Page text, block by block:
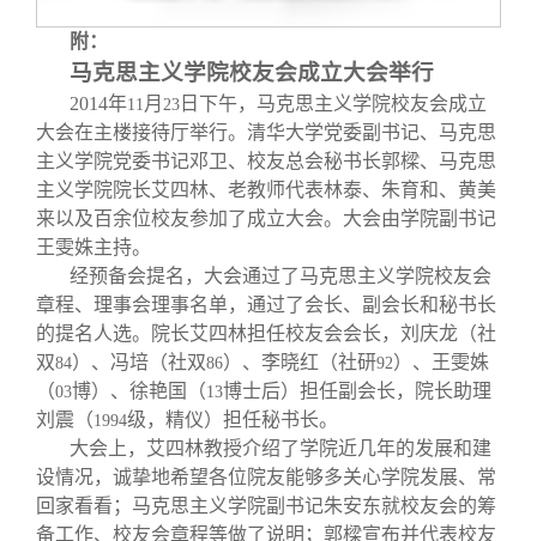
附：
马克思主义学院校友会成立大会举行
2014年11 月 23 日下午，马克思主义学院校友会成立
大会在主楼接待厅举行。清华大学党委副书记、马克思
主义学院党委书记邓卫、校友总会秘书长郭樑、马克思
主义学院院长艾四林、老教师代表林泰、朱育和、黄美
来以及百余位校友参加了成立大会。大会由学院副书记
王雯姝主持。
经预备会提名，大会通过了马克思主义学院校友会
章程、理事会理事名单，通过了会长、副会长和秘书长
的提名人选。院长艾四林担任校友会会长，刘庆龙（社
双84）、冯培（社双86）、李晓红（社研92）、王雯姝
（03博）、徐艳国（13博士后）担任副会长，院长助理
刘震（1994级，精仪）担任秘书长。
大会上，艾四林教授介绍了学院近几年的发展和建
设情况，诚挚地希望各位院友能够多关心学院发展、常
回家看看；马克思主义学院副书记朱安东就校友会的筹
备工作、校友会章程等做了说明；郭樑宣布并代表校友